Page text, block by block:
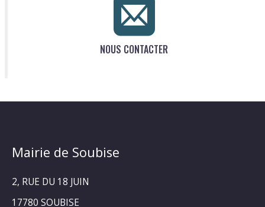
NOUS CONTACTER
Mairie de Soubise
2, RUE DU 18 JUIN
17780 SOUBISE